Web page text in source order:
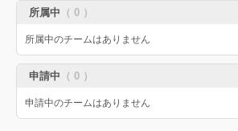
所属中 （ 0 ）
所属中のチームはありません
申請中 （ 0 ）
申請中のチームはありません